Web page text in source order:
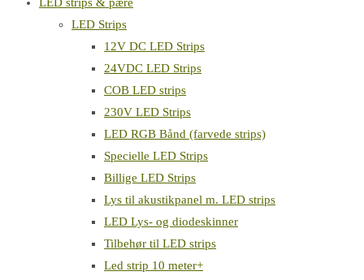
LED Strips
12V DC LED Strips
24VDC LED Strips
COB LED strips
230V LED Strips
LED RGB Bånd (farvede strips)
Specielle LED Strips
Billige LED Strips
Lys til akustikpanel m. LED strips
LED Lys- og diodeskinner
Tilbehør til LED strips
Led strip 10 meter+